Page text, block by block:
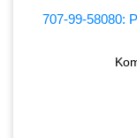
707-99-58080: